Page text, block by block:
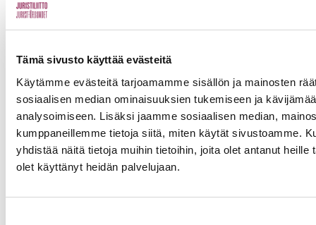
Tämä sivusto käyttää evästeitä
Käytämme evästeitä tarjoamamme sisällön ja mainosten
sosiaalisen median ominaisuuksien tukemiseen ja
analysoimiseen. Lisäksi jaamme sosiaalisen median,
kumppaneillemme tietoja siitä, miten käytät sivustoamme.
yhdistää näitä tietoja muihin tietoihin, joita olet antanut heille
olet käyttänyt heidän palvelujaan.
myöntää asiakkailleen polttoainetakuun, jos asiakas suostuu
jakamaan nosturin käytöstä kertyvän datan.
Data paljastaa, mikäli satamalaitteen käyttäjä ei noudata
Cargotecin ohjeita. Havaintojen perusteella Cargotec voi
ehdottaa asiakkaalleen polttoainetta säästäviä tapoja
satamalaitteen käyttämiseksi. Jos polttoainetta kuluu tästä
huolimatta sovittua enemmän, Cargotec maksaa kulut.
Seuraavassa vaiheessa koko toimitusketju lähtömaan tehtaalta